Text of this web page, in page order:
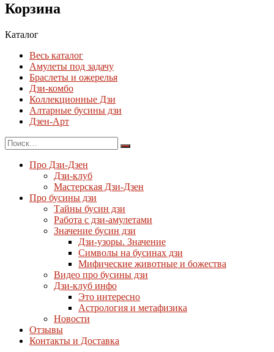
Корзина
Каталог
Весь каталог
Амулеты под задачу
Браслеты и ожерелья
Дзи-комбо
Коллекционные Дзи
Алтарные бусины дзи
Дзен-Арт
Про Дзи-Дзен
Дзи-клуб
Мастерская Дзи-Дзен
Про бусины дзи
Тайны бусин дзи
Работа с дзи-амулетами
Значение бусин дзи
Дзи-узоры. Значение
Символы на бусинах дзи
Мифические животные и божества
Видео про бусины дзи
Дзи-клуб инфо
Это интересно
Астрология и метафизика
Новости
Отзывы
Контакты и Доставка